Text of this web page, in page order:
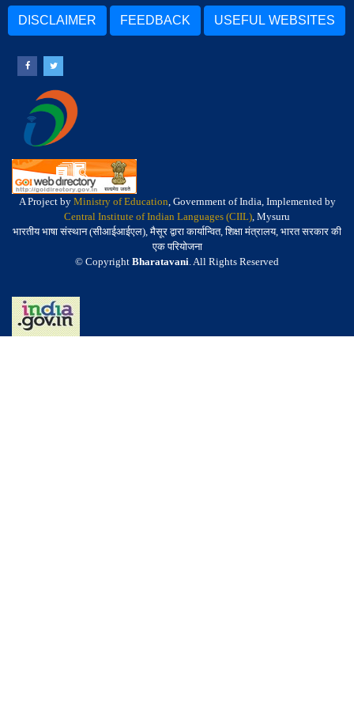
DISCLAIMER FEEDBACK USEFUL WEBSITES
A Project by Ministry of Education, Government of India, Implemented by
Central Institute of Indian Languages (CIIL), Mysuru
भारतीय भाषा संस्थान (सीआईआईएल), मैसूर द्वारा कार्यान्वित, शिक्षा मंत्रालय, भारत सरकार की
एक परियोजना
© Copyright Bharatavani. All Rights Reserved